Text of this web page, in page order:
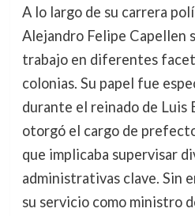
A lo largo de su carrera
Alejandro Felipe Capellen
trabajo en diferentes
colonias. Su papel fue
durante el reinado de Luis
otorgó el cargo de
que implicaba supervisar
administrativas clave. Sin
su servicio como ministro